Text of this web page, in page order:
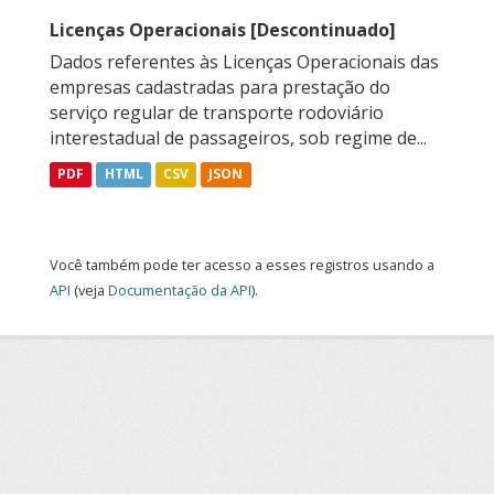
Licenças Operacionais [Descontinuado]
Dados referentes às Licenças Operacionais das
empresas cadastradas para prestação do
serviço regular de transporte rodoviário
interestadual de passageiros, sob regime de...
PDF HTML CSV JSON
Você também pode ter acesso a esses registros usando a
API (veja Documentação da API).